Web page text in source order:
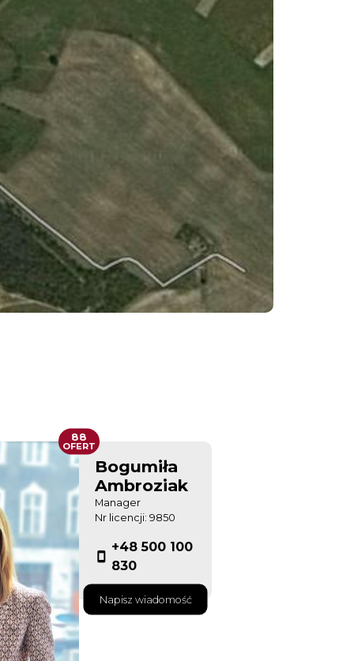
Bogumiła
Ambroziak
Manager
Nr licencji: 9850
+48 500 100
830
Napisz wiadomość
88
OFERT